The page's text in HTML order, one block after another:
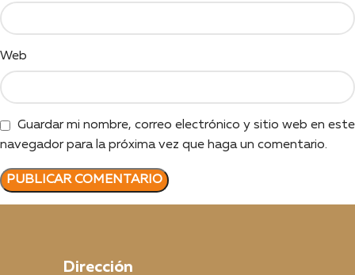
Web
Guardar mi nombre, correo electrónico y sitio web en este
navegador para la próxima vez que haga un comentario.
Dirección